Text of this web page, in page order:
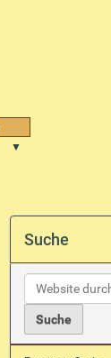
Suche